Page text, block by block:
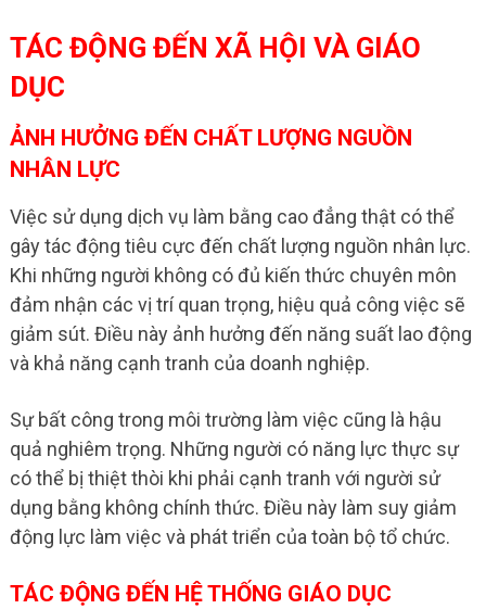
TÁC ĐỘNG ĐẾN XÃ HỘI VÀ GIÁO
DỤC
ẢNH HƯỞNG ĐẾN CHẤT LƯỢNG NGUỒN
NHÂN LỰC
Việc sử dụng dịch vụ làm bằng cao đẳng thật có thể
gây tác động tiêu cực đến chất lượng nguồn nhân lực.
Khi những người không có đủ kiến thức chuyên môn
đảm nhận các vị trí quan trọng, hiệu quả công việc sẽ
giảm sút. Điều này ảnh hưởng đến năng suất lao động
và khả năng cạnh tranh của doanh nghiệp.
Sự bất công trong môi trường làm việc cũng là hậu
quả nghiêm trọng. Những người có năng lực thực sự
có thể bị thiệt thòi khi phải cạnh tranh với người sử
dụng bằng không chính thức. Điều này làm suy giảm
động lực làm việc và phát triển của toàn bộ tổ chức.
TÁC ĐỘNG ĐẾN HỆ THỐNG GIÁO DỤC